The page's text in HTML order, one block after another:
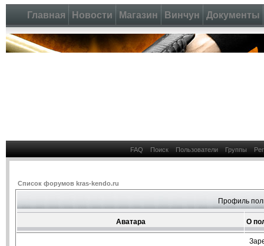
Главная Новости Магазин Винчун Документы
FAQ Поиск Пользователи Группы
Список форумов kras-kendo.ru
Профиль
Аватара О